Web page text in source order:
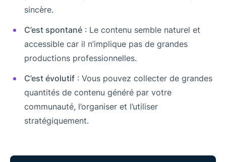
sincère.
C’est spontané : Le contenu semble naturel et
accessible car il n’implique pas de grandes
productions professionnelles.
C’est évolutif : Vous pouvez collecter de grandes
quantités de contenu généré par votre
communauté, l’organiser et l’utiliser
stratégiquement.